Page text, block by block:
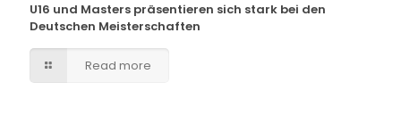
U16 und Masters präsentieren sich stark bei den
Deutschen Meisterschaften
Read more